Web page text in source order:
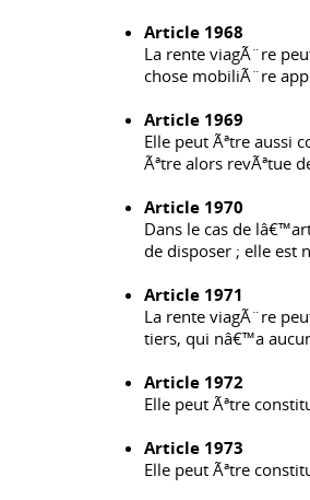
Article 1968
La rente viagÃ¨re
chose mobiliÃ¨re
Article 1969
Elle peut Ãªtre aussi
Ãªtre alors revÃªtue
Article 1970
Dans le cas de
de disposer ; elle est
Article 1971
La rente viagÃ¨re
tiers, qui nâ€™a
Article 1972
Elle peut Ãªtre
Article 1973
Elle peut Ãªtre